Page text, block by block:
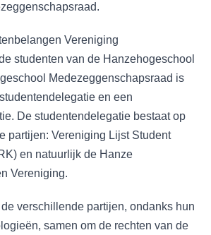
Vereniging
studenten van de Hanzehogeschool
Medezeggenschapsraad is
en een
De studentendelegatie bestaat op
partijen: Vereniging Lijst Student
en natuurlijk de Hanze
Vereniging.
de verschillende partijen, ondanks hun
samen om de rechten van de